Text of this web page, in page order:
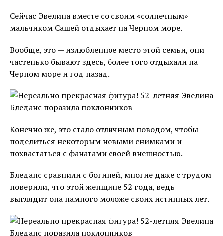
Сейчас Эвелина вместе со своим «солнечным»
мальчиком Сашей отдыхает на Черном море.
Вообще, это — излюбленное место этой семьи, они
частенько бывают здесь, более того отдыхали на
Черном море и год назад.
Конечно же, это стало отличным поводом, чтобы
поделиться некоторым новыми снимками и
похвастаться с фанатами своей внешностью.
Бледанс сравнили с богиней, многие даже с трудом
поверили, что этой женщине 52 года, ведь
выглядит она намного моложе своих истинных лет.